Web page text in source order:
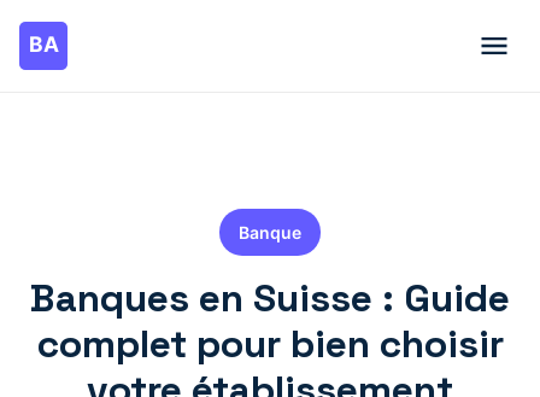
Banque
Banques en Suisse : Guide
complet pour bien choisir